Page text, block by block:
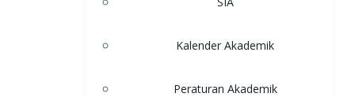
Kalender Akademik
Peraturan Akademik